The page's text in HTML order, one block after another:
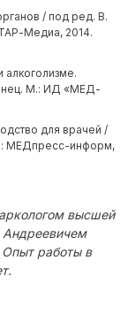
/ под ред. В.
Медиа, 2014.
М.: ИД «МЕД-
для врачей /
МЕДпресс-информ,
высшей
Опыт работы в